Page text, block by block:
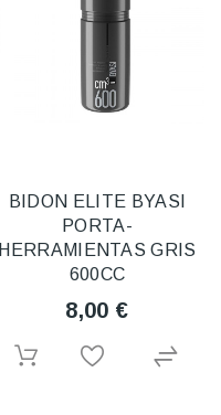
BIDON ELITE BYASI
PORTA-
HERRAMIENTAS GRIS
600CC
8,00 €